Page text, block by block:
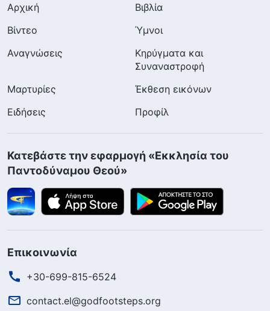
Αρχική
Βιβλία
Βίντεο
Ύμνοι
Αναγνώσεις
Κηρύγματα και
Συναναστροφή
Μαρτυρίες
Έκθεση εικόνων
Ειδήσεις
Προφίλ
Κατεβάστε την εφαρμογή «Εκκλησία του
Παντοδύναμου Θεού»
Επικοινωνία
+30-699-815-6524
contact.el@godfootsteps.org